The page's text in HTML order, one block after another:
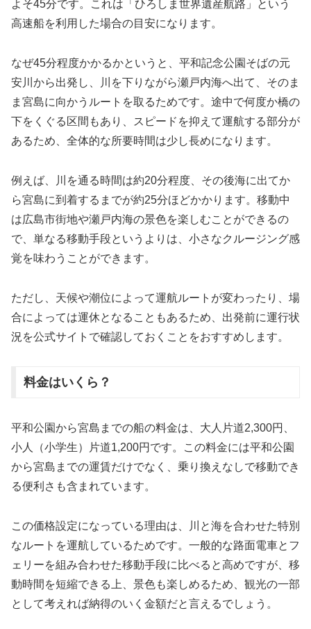
よそ45分です。これは「ひろしま世界遺産航路」という
高速船を利用した場合の目安になります。
なぜ45分程度かかるかというと、平和記念公園そばの元
安川から出発し、川を下りながら瀬戸内海へ出て、そのま
ま宮島に向かうルートを取るためです。途中で何度か橋の
下をくぐる区間もあり、スピードを抑えて運航する部分が
あるため、全体的な所要時間は少し長めになります。
例えば、川を通る時間は約20分程度、その後海に出てか
ら宮島に到着するまでが約25分ほどかかります。移動中
は広島市街地や瀬戸内海の景色を楽しむことができるの
で、単なる移動手段というよりは、小さなクルージング感
覚を味わうことができます。
ただし、天候や潮位によって運航ルートが変わったり、場
合によっては運休となることもあるため、出発前に運行状
況を公式サイトで確認しておくことをおすすめします。
料金はいくら？
平和公園から宮島までの船の料金は、大人片道2,300円、
小人（小学生）片道1,200円です。この料金には平和公園
から宮島までの運賃だけでなく、乗り換えなしで移動でき
る便利さも含まれています。
この価格設定になっている理由は、川と海を合わせた特別
なルートを運航しているためです。一般的な路面電車とフ
ェリーを組み合わせた移動手段に比べると高めですが、移
動時間を短縮できる上、景色も楽しめるため、観光の一部
として考えれば納得のいく金額だと言えるでしょう。